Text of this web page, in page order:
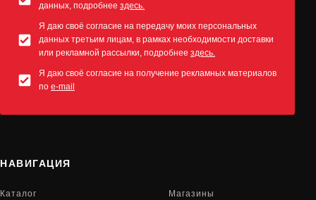
данных, подробнее здесь.
Я даю своё согласие на передачу моих персональных
данных третьим лицам, в рамках необходимости доставки
или рекламной рассылки, подробнее здесь.
Я даю своё согласие на получение рекламных материалов
по e-mail
НАВИГАЦИЯ
Каталог Магазины